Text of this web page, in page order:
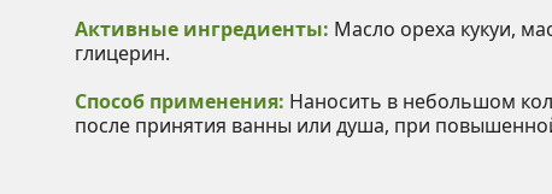
Активные ингредиенты: Масло ореха кукуи,
глицерин.
Способ применения: Наносить в небольшом
после принятия ванны или душа, при